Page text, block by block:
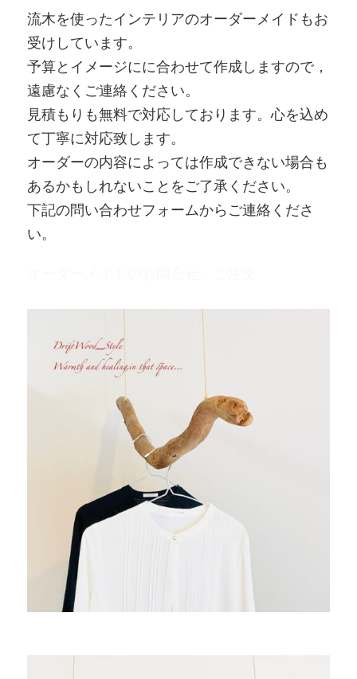
流木を使ったインテリアのオーダーメイドもお
受けしています。
予算とイメージにに合わせて作成しますので，
遠慮なくご連絡ください。
見積もりも無料で対応しております。心を込め
て丁寧に対応致します。
オーダーの内容によっては作成できない場合も
あるかもしれないことをご了承ください。
下記の問い合わせフォームからご連絡くださ
い。